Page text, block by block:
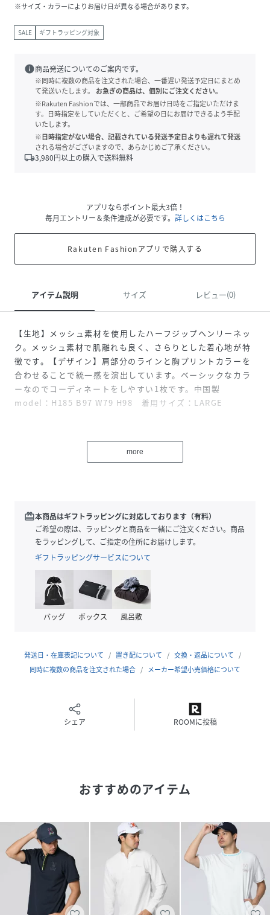
※サイズ・カラーによりお届け日が異なる場合があります。
SALE ギフトラッピング対象
info商品発送についてのご案内です。
※同時に複数の商品を注文された場合、一番遅い発送予定日にまとめ
て発送いたします。
お急ぎの商品は、個別にご注文ください。
※Rakuten Fashionでは、一部商品でお届け日時をご指定いただけま
す。日時指定をしていただくと、ご希望の日にお届けできるよう手配
いたします。
※日時指定がない場合、記載されている発送予定日よりも遅れて発送
される場合がございますので、あらかじめご了承ください。
local_shipping3,980円以上の購入で送料無料
アプリならポイント最大3倍！
毎月エントリー＆条件達成が必要です。 詳しくはこちら
Rakuten Fashionアプリで購入する
アイテム説明 サイズ レビュー(0)
【生地】メッシュ素材を使用したハーフジップヘンリーネッ
ク。メッシュ素材で肌離れも良く、さらりとした着心地が特
徴です。【デザイン】肩部分のラインと胸プリントカラーを
合わせることで統一感を演出しています。ベーシックなカラ
ーなのでコーディネートをしやすい1枚です。中国製
model：H185 B97 W79 H98 着用サイズ：LARGE
-
ポリエステル95%,, ポリウレタン5%,, パイピン
グ部分:
ポリエステル92%,, ポリウレタン8%
サイズ M、L、XL
PE8285_151558GF588
(151558GF588-200-M PE8285
more
redeem本商品はギフトラッピングに対応しております（有料）
ご希望の際は、ラッピングと商品を一緒にご注文ください。商品
をラッピングして、ご指定の住所にお届けします。
ギフトラッピングサービスについて
バッグ ボックス 風呂敷
発送日・在庫表記について 置き配について
交換・返品について
同時に複数の商品を注文された場合
メーカー希望小売価格について
シェア ROOMに投稿
おすすめのアイテム